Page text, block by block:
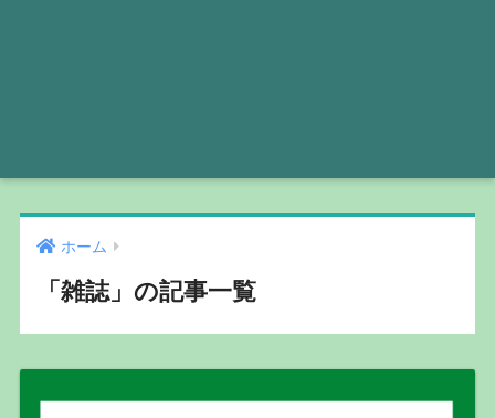
ホーム
「雑誌」の記事一覧